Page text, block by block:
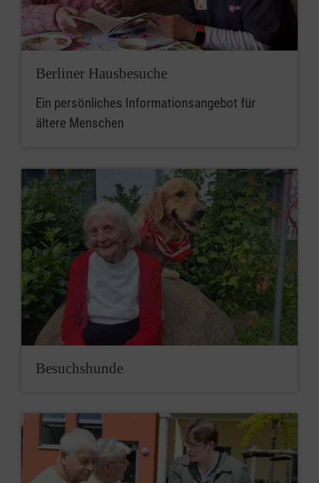
Berliner Hausbesuche
Ein persönliches Informationsangebot für
ältere Menschen
Besuchshunde